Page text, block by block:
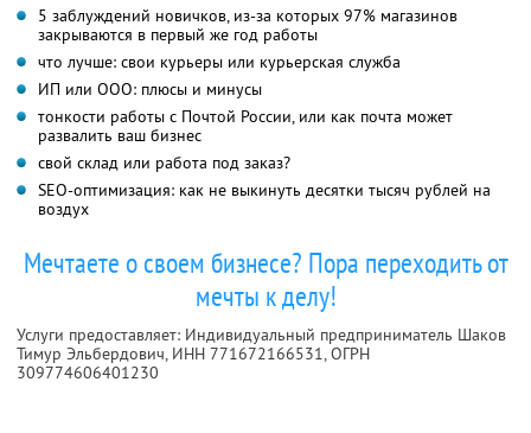
5 заблуждений новичков, из-за которых 97% магазинов
закрываются в первый же год работы
что лучше: свои курьеры или курьерская служба
ИП или ООО: плюсы и минусы
тонкости работы с Почтой России, или как почта может
развалить ваш бизнес
свой склад или работа под заказ?
SEO-оптимизация: как не выкинуть десятки тысяч рублей на
воздух
Мечтаете о своем бизнесе? Пора переходить от
мечты к делу!
Услуги предоставляет: Индивидуальный предприниматель Шаков
Тимур Эльбердович, ИНН 771672166531, ОГРН
309774606401230